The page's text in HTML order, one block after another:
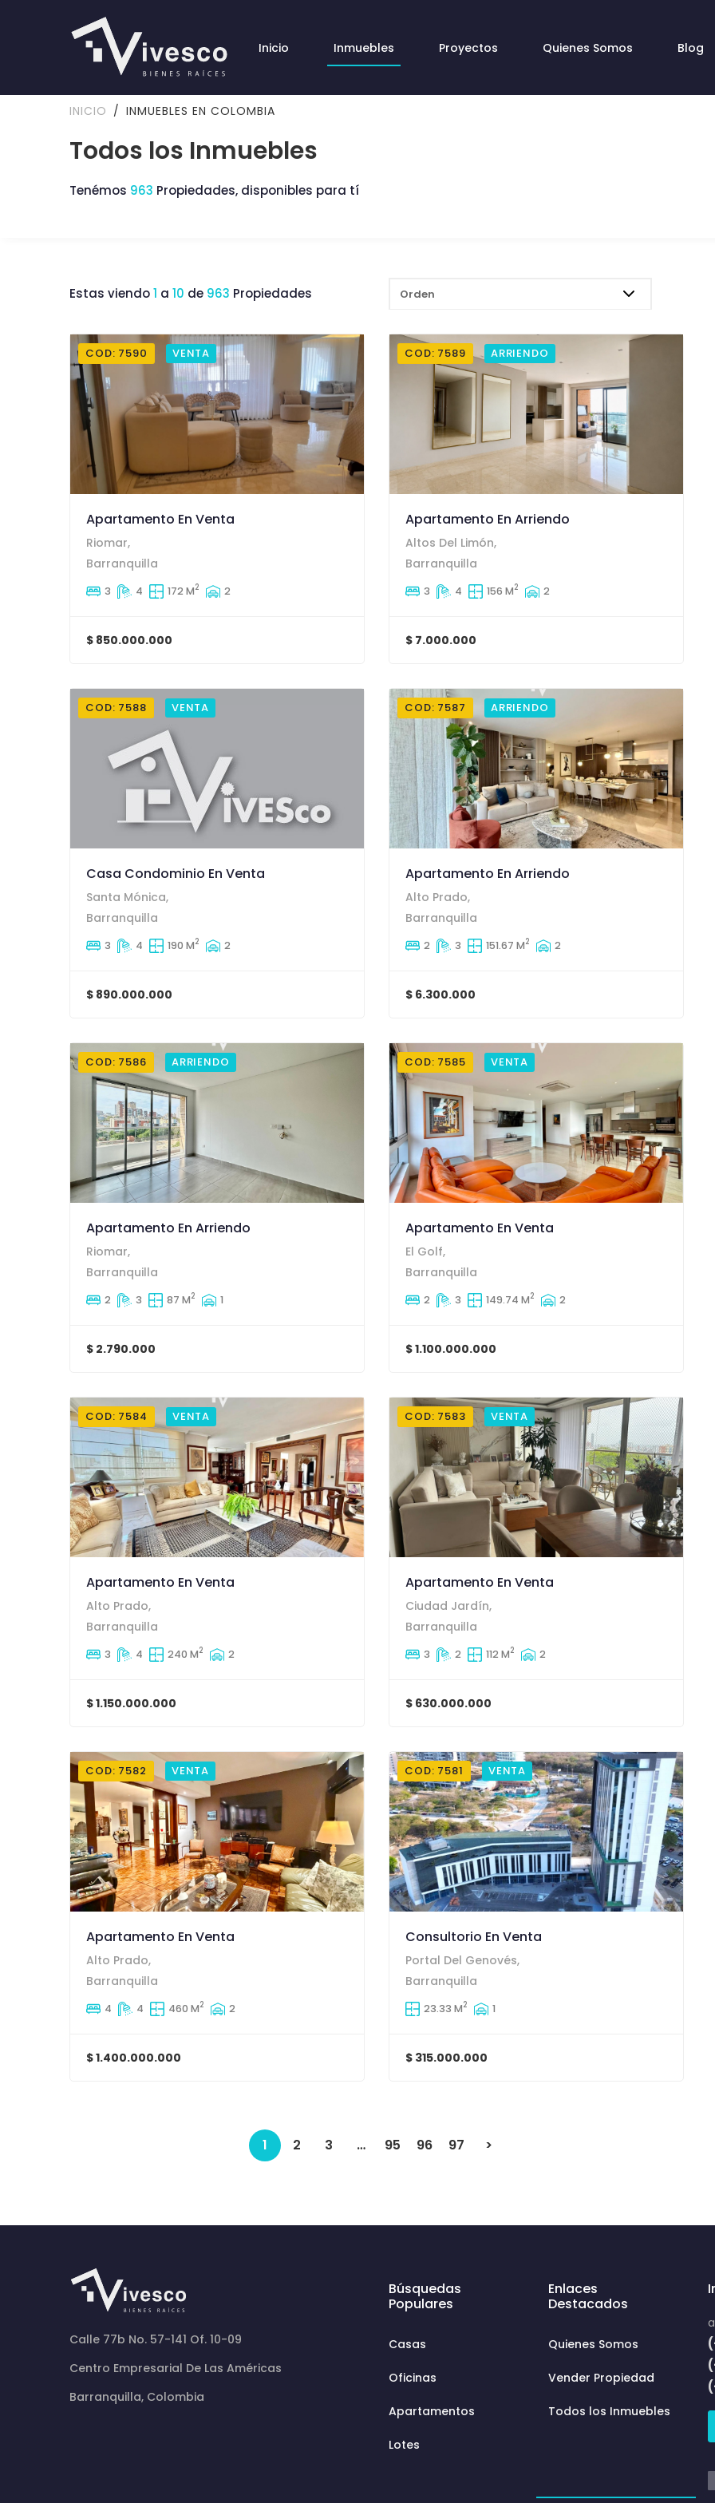
Inicio Inmuebles Proyectos Quienes Somos Blog
INICIO INMUEBLES EN COLOMBIA
Todos los Inmuebles
Tenémos 963 Propiedades, disponibles para tí
Estas viendo1 a 10 de 963 Propiedades
COD: 7590 VENTA
Apartamento En Venta
Riomar,
Barranquilla
3 4 172 M2 2
$ 850.000.000
COD: 7589 ARRIENDO
Apartamento En Arriendo
Altos Del Limón,
Barranquilla
3 4 156 M2 2
$ 7.000.000
COD: 7588 VENTA
Casa Condominio En Venta
Santa Mónica,
Barranquilla
3 4 190 M2 2
$ 890.000.000
COD: 7587 ARRIENDO
Apartamento En Arriendo
Alto Prado,
Barranquilla
2 3 151.67 M2 2
$ 6.300.000
COD: 7586 ARRIENDO
Apartamento En Arriendo
Riomar,
Barranquilla
2 3 87 M2 1
$ 2.790.000
COD: 7585 VENTA
Apartamento En Venta
El Golf,
Barranquilla
2 3 149.74 M2 2
$ 1.100.000.000
COD: 7584 VENTA
Apartamento En Venta
Alto Prado,
Barranquilla
3 4 240 M2 2
$ 1.150.000.000
COD: 7583 VENTA
Apartamento En Venta
Ciudad Jardín,
Barranquilla
3 2 112 M2 2
$ 630.000.000
COD: 7582 VENTA
Apartamento En Venta
Alto Prado,
Barranquilla
4 4 460 M2 2
$ 1.400.000.000
COD: 7581 VENTA
Consultorio En Venta
Portal Del Genovés,
Barranquilla
23.33 M2 1
$ 315.000.000
1 2 3 … 95 96 97 >
Calle 77b No. 57-141 Of. 10-09
Centro Empresarial De Las Américas
Barranquilla, Colombia
Búsquedas
Populares
Casas
Oficinas
Apartamentos
Lotes
Enlaces
Destacados
Quienes Somos
Vender Propiedad
Todos los Inmuebles